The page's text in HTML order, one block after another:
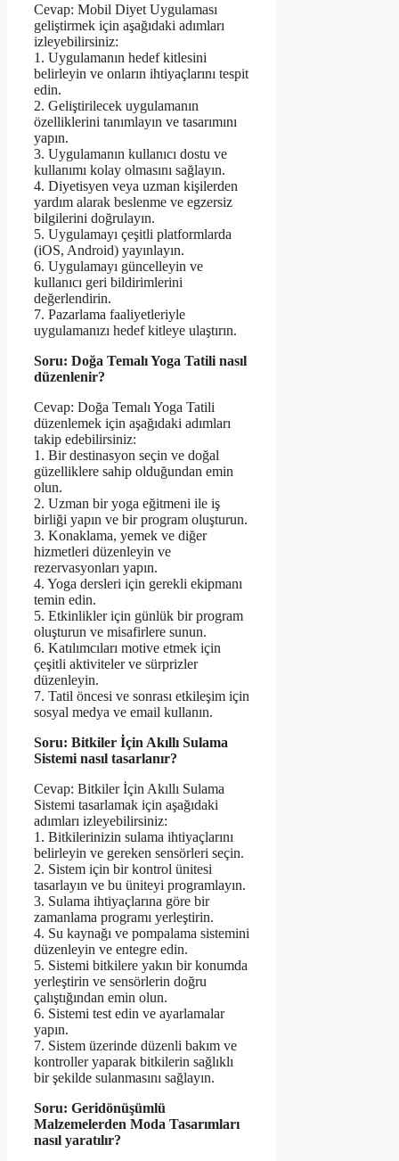
Cevap: Mobil Diyet Uygulaması
geliştirmek için aşağıdaki adımları
izleyebilirsiniz:
1. Uygulamanın hedef kitlesini
belirleyin ve onların ihtiyaçlarını tespit
edin.
2. Geliştirilecek uygulamanın
özelliklerini tanımlayın ve tasarımını
yapın.
3. Uygulamanın kullanıcı dostu ve
kullanımı kolay olmasını sağlayın.
4. Diyetisyen veya uzman kişilerden
yardım alarak beslenme ve egzersiz
bilgilerini doğrulayın.
5. Uygulamayı çeşitli platformlarda
(iOS, Android) yayınlayın.
6. Uygulamayı güncelleyin ve
kullanıcı geri bildirimlerini
değerlendirin.
7. Pazarlama faaliyetleriyle
uygulamanızı hedef kitleye ulaştırın.
Soru: Doğa Temalı Yoga Tatili nasıl
düzenlenir?
Cevap: Doğa Temalı Yoga Tatili
düzenlemek için aşağıdaki adımları
takip edebilirsiniz:
1. Bir destinasyon seçin ve doğal
güzelliklere sahip olduğundan emin
olun.
2. Uzman bir yoga eğitmeni ile iş
birliği yapın ve bir program oluşturun.
3. Konaklama, yemek ve diğer
hizmetleri düzenleyin ve
rezervasyonları yapın.
4. Yoga dersleri için gerekli ekipmanı
temin edin.
5. Etkinlikler için günlük bir program
oluşturun ve misafirlere sunun.
6. Katılımcıları motive etmek için
çeşitli aktiviteler ve sürprizler
düzenleyin.
7. Tatil öncesi ve sonrası etkileşim için
sosyal medya ve email kullanın.
Soru: Bitkiler İçin Akıllı Sulama
Sistemi nasıl tasarlanır?
Cevap: Bitkiler İçin Akıllı Sulama
Sistemi tasarlamak için aşağıdaki
adımları izleyebilirsiniz:
1. Bitkilerinizin sulama ihtiyaçlarını
belirleyin ve gereken sensörleri seçin.
2. Sistem için bir kontrol ünitesi
tasarlayın ve bu üniteyi programlayın.
3. Sulama ihtiyaçlarına göre bir
zamanlama programı yerleştirin.
4. Su kaynağı ve pompalama sistemini
düzenleyin ve entegre edin.
5. Sistemi bitkilere yakın bir konumda
yerleştirin ve sensörlerin doğru
çalıştığından emin olun.
6. Sistemi test edin ve ayarlamalar
yapın.
7. Sistem üzerinde düzenli bakım ve
kontroller yaparak bitkilerin sağlıklı
bir şekilde sulanmasını sağlayın.
Soru: Geridönüşümlü
Malzemelerden Moda Tasarımları
nasıl yaratılır?